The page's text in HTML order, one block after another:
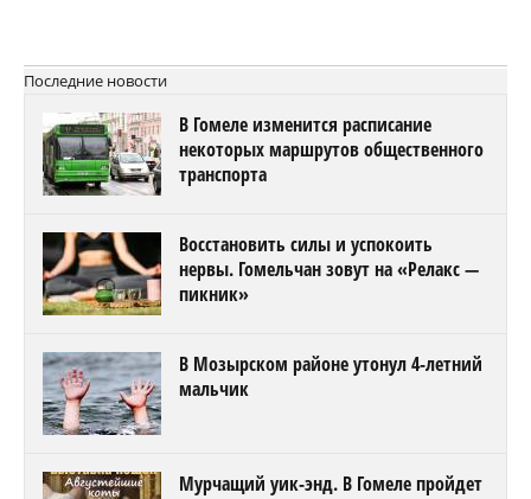
Последние новости
В Гомеле изменится расписание
некоторых маршрутов общественного
транспорта
Восстановить силы и успокоить
нервы. Гомельчан зовут на «Релакс —
пикник»
В Мозырском районе утонул 4-летний
мальчик
Мурчащий уик-энд. В Гомеле пройдет